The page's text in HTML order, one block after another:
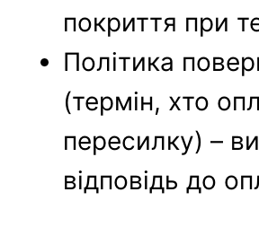
покриття при
Політика
(термін, хто
пересилку) –
відповідь до